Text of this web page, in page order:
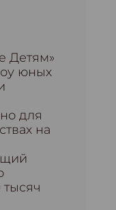
Детям»
юных
для
на
тысяч